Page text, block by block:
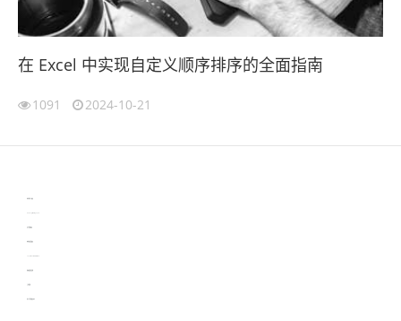
在 Excel 中实现自定义顺序排序的全面指南
1091 2024-10-21